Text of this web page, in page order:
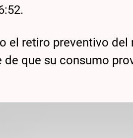
el retiro preventivo
que su consumo